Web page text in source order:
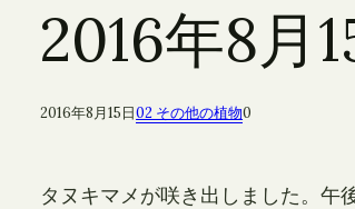
2016年8
2016年8月15日02 その他の植物0
タヌキマメが咲き出しました。午